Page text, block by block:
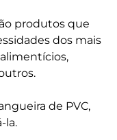
produtos que
dos mais
de PVC,
la.